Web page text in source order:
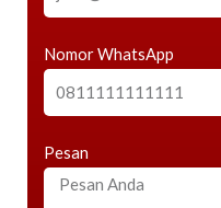
Nomor WhatsApp
Pesan